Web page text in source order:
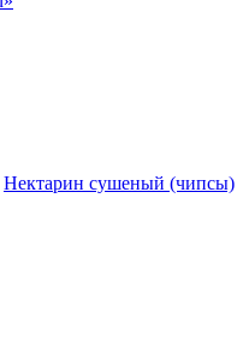
Нектарин сушеный (чипсы)